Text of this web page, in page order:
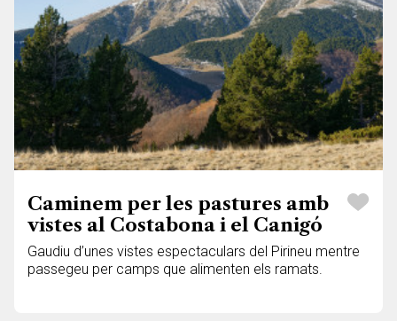
Caminem per les pastures amb
vistes al Costabona i el Canigó
Gaudiu d’unes vistes espectaculars del Pirineu mentre
passegeu per camps que alimenten els ramats.